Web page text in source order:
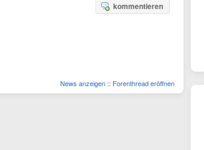
kommentieren
News anzeigen :: Forenthread eröffnen